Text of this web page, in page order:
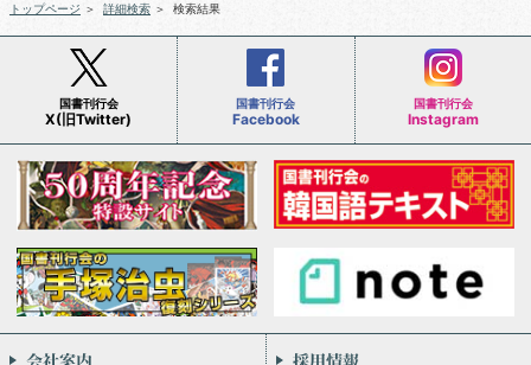
トップページ ＞ 詳細検索 ＞ 検索結果
国書刊行会
X(旧Twitter)
国書刊行会
Facebook
国書刊行会
Instagram
会社案内